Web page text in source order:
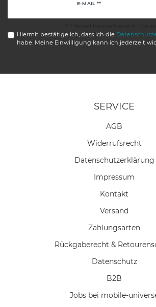
E-MAIL **
Hiermit bestätige ich, dass ich die
habe. Meine Einwilligung kann ich jederzeit
SERVICE
AGB
Widerrufs­recht
Daten­schutz­erklärung
Impressum
Kontakt
Versand
Zahlungsarten
Rückgaberecht &
Datenschutz
B2B
Jobs bei mobile-